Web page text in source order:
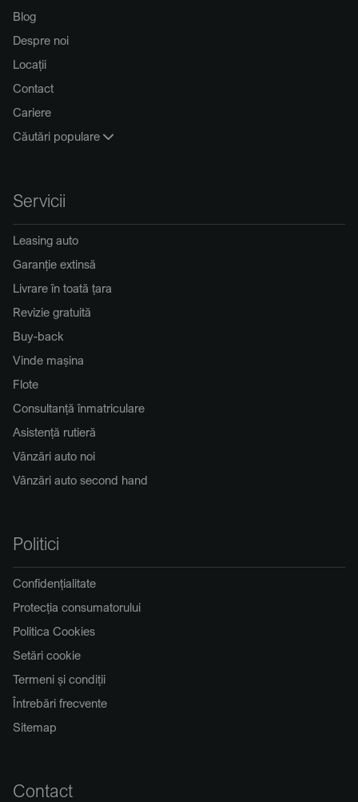
Blog
Despre noi
Locații
Contact
Cariere
Căutări populare
Servicii
Leasing auto
Garanție extinsă
Livrare în toată țara
Revizie gratuită
Buy-back
Vinde mașina
Flote
Consultanță înmatriculare
Asistență rutieră
Vânzări auto noi
Vânzări auto second hand
Politici
Confidențialitate
Protecția consumatorului
Politica Cookies
Setări cookie
Termeni și condiții
Întrebări frecvente
Sitemap
Contact